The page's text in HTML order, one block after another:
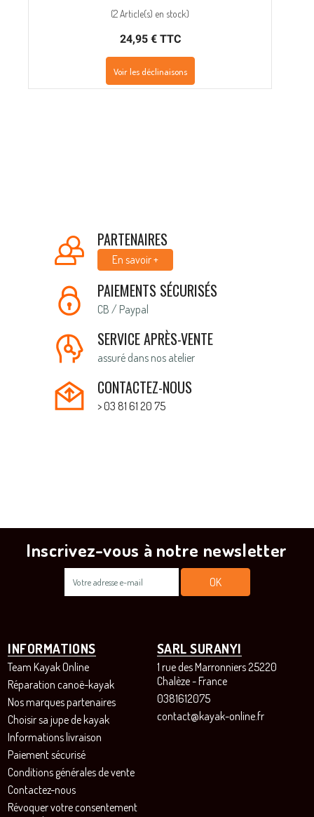
(2 Article(s) en stock)
24,95 € TTC
Voir les déclinaisons
PARTENAIRES
En savoir +
PAIEMENTS SÉCURISÉS
CB / Paypal
SERVICE APRÈS-VENTE
assuré dans nos atelier
CONTACTEZ-NOUS
> 03 81 61 20 75
Inscrivez-vous à notre newsletter
INFORMATIONS
Team Kayak Online
Réparation canoë-kayak
Nos marques partenaires
Choisir sa jupe de kayak
Informations livraison
Paiement sécurisé
Conditions générales de vente
Contactez-nous
Révoquer votre consentement
SARL SURANYI
1 rue des Marronniers 25220
Chalèze - France
0381612075
contact@kayak-online.fr